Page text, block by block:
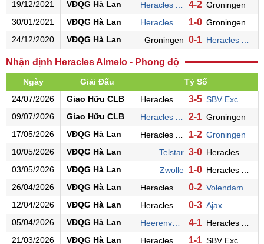
19/12/2021
VĐQG Hà Lan 4-2 Groningen
30/01/2021
VĐQG Hà Lan 1-0 Groningen
24/12/2020
VĐQG Hà Lan Groningen 0-1
Nhận định Heracles Almelo - Phong độ
Ngày Giải Đấu
Tỷ Số
24/07/2026
Giao Hữu CLB 3-5
09/07/2026
Giao Hữu CLB 2-1 Groningen
17/05/2026
VĐQG Hà Lan 1-2 Groningen
10/05/2026
VĐQG Hà Lan Telstar 3-0
03/05/2026
VĐQG Hà Lan Zwolle 1-0
26/04/2026
VĐQG Hà Lan 0-2 Volendam
12/04/2026
VĐQG Hà Lan 0-3 Ajax
05/04/2026
VĐQG Hà Lan 4-1
21/03/2026
VĐQG Hà Lan 1-1